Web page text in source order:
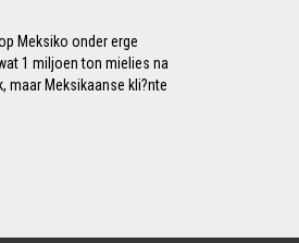
Meksiko onder erge
1 miljoen ton mielies na
maar Meksikaanse kli?nte